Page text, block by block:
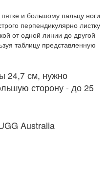
и большому пальцу ноги
перпендикулярно листку
от одной линии до другой
таблицу представленную
24,7 см, нужно
сторону - до 25
Australia